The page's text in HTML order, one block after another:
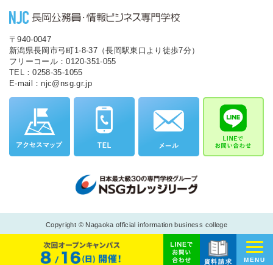
〒940-0047
新潟県長岡市弓町1-8-37（長岡駅東口より徒歩7分）
フリーコール：0120-351-055
TEL：0258-35-1055
E-mail：njc@nsg.gr.jp
Copyright © Nagaoka official information business college
資料請求 MENU